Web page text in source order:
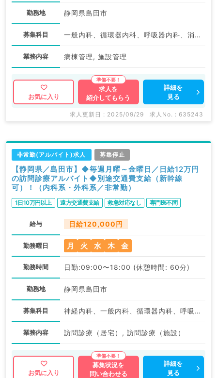
勤務地 静岡県島田市
募集科目 一般内科、循環器内科、呼吸器内科、消化器内科、内分泌・代謝内科、腎臓内科、老年内科
業務内容 病棟管理, 施設管理
お気に入り
求人を
紹介してもらう
詳細を
見る
求人更新日 : 2025/09/29 求人No. : 635243
非常勤(アルバイト)求人 募集停止
【静岡県／島田市】◆毎週月曜～金曜日／日給12万円
の訪問診療アルバイト◆別途交通費支給（新幹線
可）！（内科系・外科系／非常勤）
1日10万円以上 遠方交通費支給 救急対応なし 専門医不問
給与 日給120,000円
勤務曜日 月 火 水 木 金
勤務時間 日勤:09:00〜18:00 (休憩時間: 60分)
勤務地 静岡県島田市
募集科目 神経内科、一般内科、循環器内科、呼吸器内科、消化器内科、内分泌・代謝内科、腎臓内科、外科系全般、一般外科、消化器外科
業務内容 訪問診療（居宅）, 訪問診療（施設）
お気に入り
募集状況を
問い合わせる
詳細を
見る